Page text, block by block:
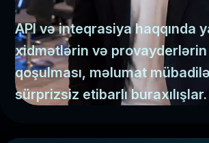
API və inteqrasiya haqqında
xidmətlərin və provayderlərin
qoşulması, məlumat
sürprizsiz etibarlı buraxılışlar.